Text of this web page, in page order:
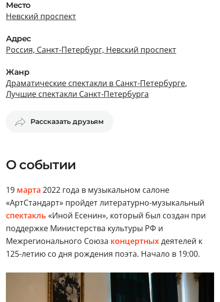
Место
Невский проспект
Адрес
Россия, Санкт-Петербург, Невский проспект
Жанр
Драматические спектакли в Санкт-Петербурге,
Лучшие спектакли Санкт-Петербурга
Рассказать друзьям
О событии
19 марта 2022 года в музыкальном салоне
«АртCтандарт» пройдет литературно-музыкальный
спектакль «Иной Есенин», который был создан при
поддержке Министерства культуры РФ и
Межрегионального Союза концертныхдеятелей к
125-летию со дня рождения поэта. Начало в 19:00.